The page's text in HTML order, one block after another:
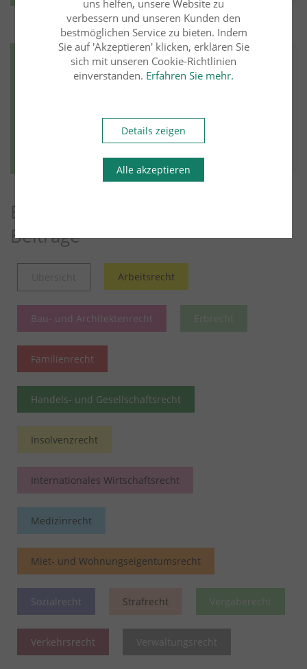
Verwaltungsvollstreckers
Mehr aus diesem Rechtsgebiet lesen
Entdecken Sie weitere Blog-
Beiträge
Arbeitsrecht
Bau- und Architektenrecht
Familienrecht
Handels- und Gesellschaftsrecht
Insolvenzrecht
Internationales Wirtschaftsrecht
Medizinrecht
Miet- und Wohnungseigentumsrecht
Sozialrecht Strafrecht Vergaberecht
Verkehrsrecht Verwaltungsrecht
uns helfen, unsere Website zu
verbessern und unseren Kunden den
bestmöglichen Service zu bieten. Indem
Sie auf 'Akzeptieren' klicken, erklären Sie
sich mit unseren Cookie-Richtlinien
einverstanden. Erfahren Sie mehr.
Details zeigen
Alle akzeptieren